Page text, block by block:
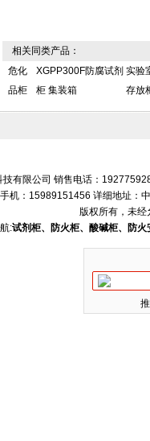
相关同类产品：
危化
品柜
XGPP300F防腐试剂
柜 集装箱
实验
存放
技有限公司 销售电话：
机：15989151456 详细地址：
版权所有，未经
:试剂柜、防火柜、酸碱柜、防